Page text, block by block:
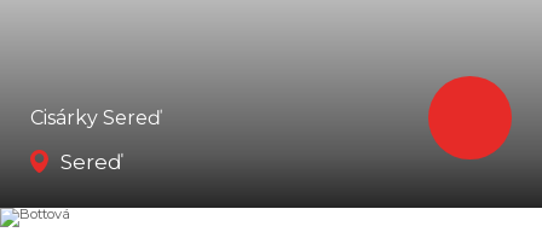
Cisárky Sereď
Sereď